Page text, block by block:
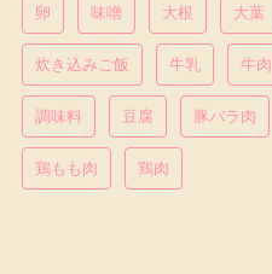
卵 味噌 大根 大葉
炊き込みご飯 牛乳 牛肉
調味料 豆腐 豚バラ肉
鶏もも肉 鶏肉